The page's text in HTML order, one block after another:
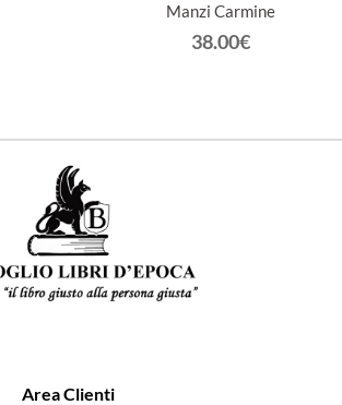
Manzi Carmine
38.00€
Area Clienti